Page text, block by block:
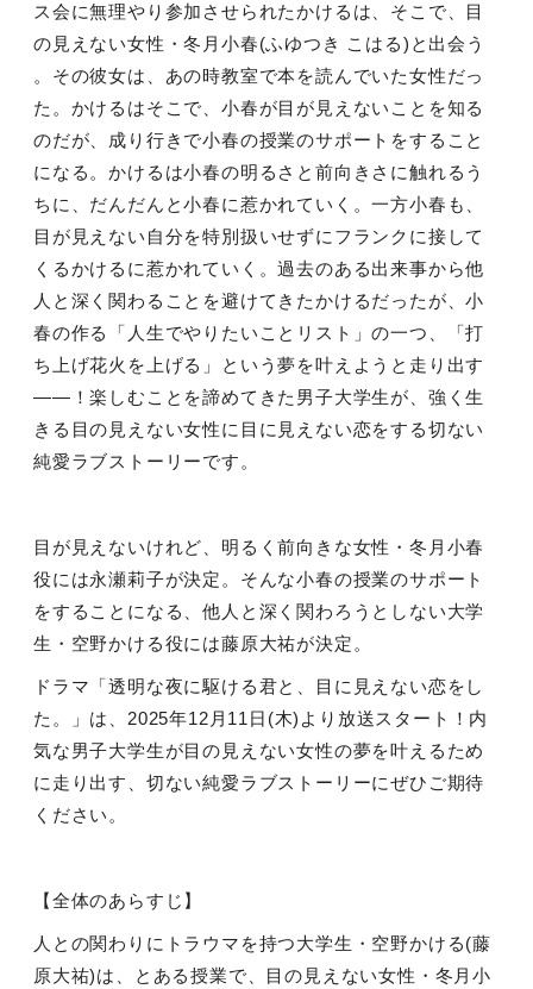
ス会に無理やり参加させられたかけるは、そこで、目
の見えない女性・冬月小春(ふゆつき こはる) と出会う
。その彼女は、あの時教室で本を読んでいた女性だっ
た。かけるはそこで、小春が目が見えないことを知る
のだが、成り行きで小春の授業のサポートをすること
になる。かけるは小春の明るさと前向きさに触れるう
ちに、だんだんと小春に惹かれていく。一方小春も、
目が見えない自分を特別扱いせずにフランクに接して
くるかけるに惹かれていく。過去のある出来事から他
人と深く関わることを避けてきたかけるだったが、小
春の作る「人生でやりたいことリスト」の一つ、「打
ち上げ花火を上げる」という夢を叶えようと走り出す
―― ！楽しむことを諦めてきた男子大学生が、強く生
きる目の見えない女性に目に見えない恋をする切ない
純愛ラブストーリーです。
目が見えないけれど、明るく前向きな女性・冬月小春
役には永瀬莉子が決定。そんな小春の授業のサポート
をすることになる、他人と深く関わろうとしない大学
生・空野かける役には藤原大祐が決定。
ドラマ「透明な夜に駆ける君と、目に見えない恋をし
た。」は、 2025年12 月 11 日 (木) より放送スタート！内
気な男子大学生が目の見えない女性の夢を叶えるため
に走り出す、切ない純愛ラブストーリーにぜひご期待
ください。
【全体のあらすじ】
人との関わりにトラウマを持つ大学生・空野かける(藤
原大祐)は、とある授業で、目の見えない女性・冬月小